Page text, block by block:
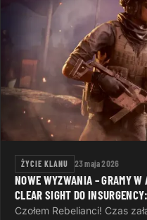
ŻYCIE KLANU 23 maja 2026
NOWE WYZWANIA – GRAMY
CLEAR SIGHT DO
Czołem Rebelianci! Czas